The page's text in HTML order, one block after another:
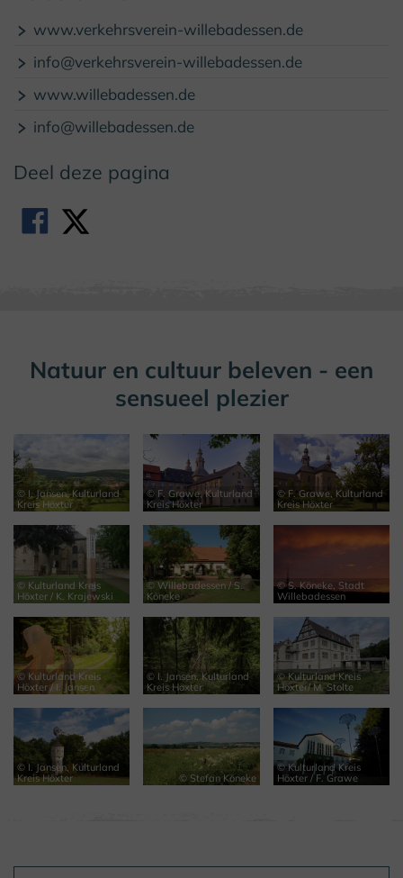
www.verkehrsverein-willebadessen.de
info@verkehrsverein-willebadessen.de
www.willebadessen.de
info@willebadessen.de
Deel deze pagina
Natuur en cultuur beleven - een
sensueel plezier
© I. Jansen, Kulturland
Kreis Höxter
© F. Grawe, Kulturland
Kreis Höxter
© F. Grawe, Kulturland
Kreis Höxter
© Kulturland Kreis
Höxter / K. Krajewski
© Willebadessen / S.
Köneke
© S. Köneke, Stadt
Willebadessen
© Kulturland Kreis
Höxter / I. Jansen
© I. Jansen, Kulturland
Kreis Höxter
© Kulturland Kreis
Höxter/ M. Stolte
© I. Jansen, Kulturland
Kreis Höxter
© Stefan Köneke
© Kulturland Kreis
Höxter / F. Grawe